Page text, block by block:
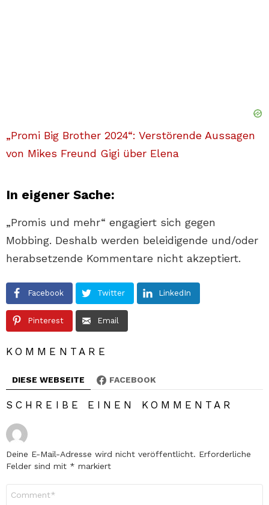
„Promi Big Brother 2024“: Verstörende Aussagen
von Mikes Freund Gigi über Elena
In eigener Sache:
„Promis und mehr“ engagiert sich gegen
Mobbing. Deshalb werden beleidigende und/oder
herabsetzende Kommentare nicht akzeptiert.
Facebook Twitter LinkedIn
Pinterest Email
KOMMENTARE
DIESE WEBSEITE FACEBOOK
SCHREIBE EINEN KOMMENTAR
Deine E-Mail-Adresse wird nicht veröffentlicht. Erforderliche
Felder sind mit * markiert